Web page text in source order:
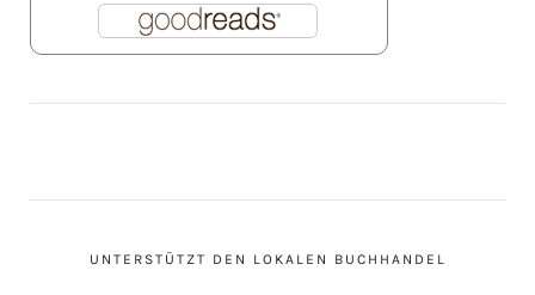
UNTERSTÜTZT DEN LOKALEN BUCHHANDEL